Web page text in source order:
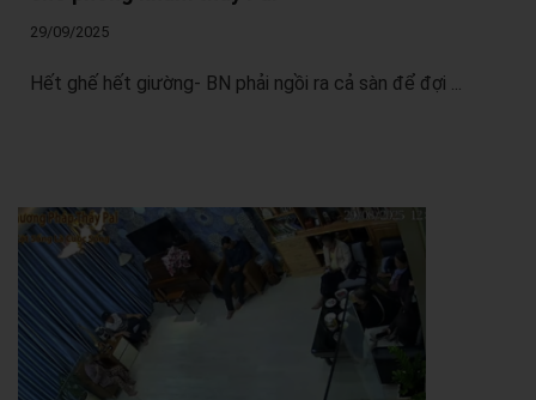
29/09/2025
Hết ghế hết giường- BN phải ngồi ra cả sàn để đợi ...